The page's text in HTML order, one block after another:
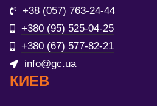
+38 (057) 763-24-44
+380 (95) 525-04-25
+380 (67) 577-82-21
info@gc.ua
КИЕВ